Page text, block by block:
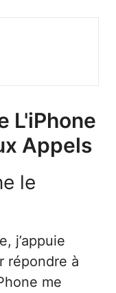
L'iPhone
Appels
le
j’appuie
répondre à
me